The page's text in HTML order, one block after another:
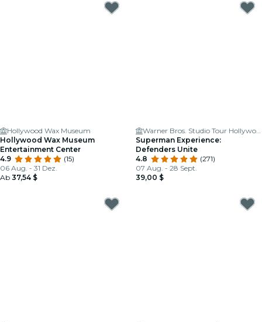
Hollywood Wax Museum
Hollywood Wax Museum
Entertainment Center
4.9
(15)
06 Aug. - 31 Dez.
Ab 37,54 $
Warner Bros. Studio Tour Hollywood
Superman Experience:
Defenders Unite
4.8
(271)
07 Aug. - 28 Sept.
39,00 $